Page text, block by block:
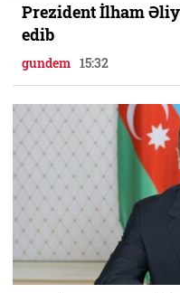
Prezident İlham
edib
gundem 15:32